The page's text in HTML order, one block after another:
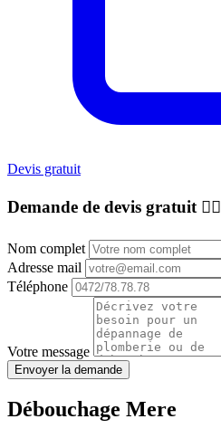
Devis gratuit
Demande de devis gratuit 👷‍♂️
Nom complet
Adresse mail
Téléphone
Votre message
Envoyer la demande
Débouchage Mere